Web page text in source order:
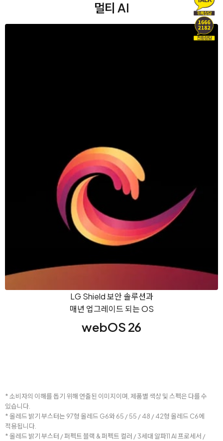
멀티 AI
LG Shield 보안 솔루션과
매년 업그레이드 되는 OS
webOS 26
* 소비자의 이해를 돕기 위해 연출된 이미지이며, 제품별 색상 및 스펙은 다를 수
있습니다.
* 올레드 밝기 부스터는 97형 올레드 G6와 65 / 55 / 48 / 42형 올레드 C6에
적용됩니다.
* 올레드 밝기 부스터 / 퍼펙트 블랙 & 퍼펙트 컬러 / 3세대 알파11 AI 프로세서 /